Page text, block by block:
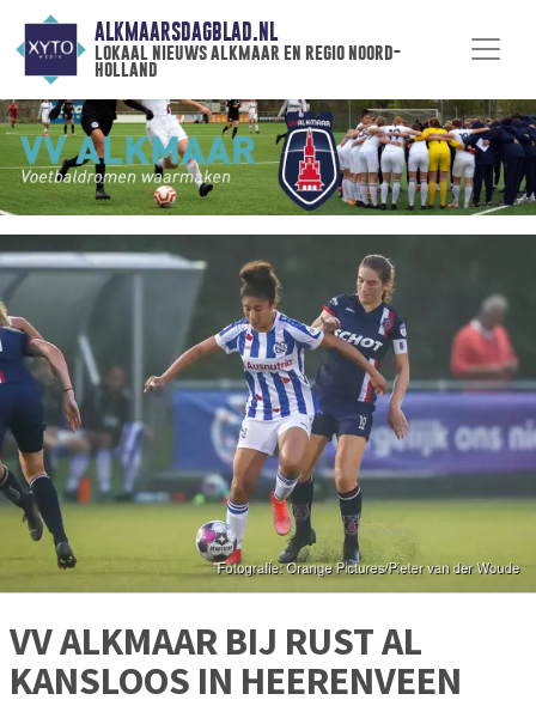
ALKMAARSDAGBLAD.NL
lokaal nieuws alkmaar en regio noord-
holland
VV ALKMAAR BIJ RUST AL
KANSLOOS IN HEERENVEEN